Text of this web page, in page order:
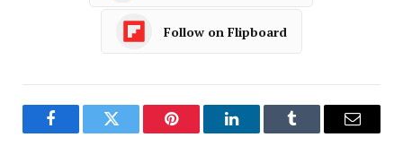
Follow on Flipboard
FacebookTwitter Pinterest LinkedInTumblr Email